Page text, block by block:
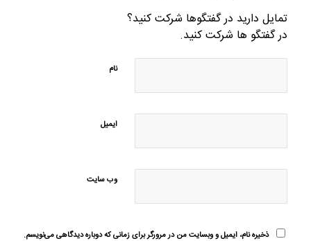
تمایل دارید در گفتگوها شرکت کنید؟
در گفتگو ها شرکت کنید.
نام
ایمیل
وب‌ سایت
ذخیره نام، ایمیل و وبسایت من در مرورگر برای زمانی که دوباره دیدگاهی می‌نویسم.